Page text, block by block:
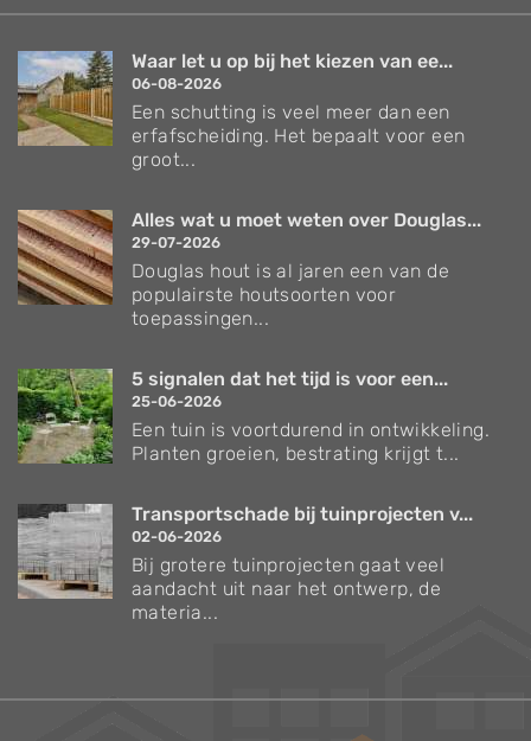
Waar let u op bij het kiezen van ee...
06-08-2026
Een schutting is veel meer dan een
erfafscheiding. Het bepaalt voor een
groot...
Alles wat u moet weten over Douglas...
29-07-2026
Douglas hout is al jaren een van de
populairste houtsoorten voor
toepassingen...
5 signalen dat het tijd is voor een...
25-06-2026
Een tuin is voortdurend in ontwikkeling.
Planten groeien, bestrating krijgt t...
Transportschade bij tuinprojecten v...
02-06-2026
Bij grotere tuinprojecten gaat veel
aandacht uit naar het ontwerp, de
materia...
Verzorgingstips voor bomen en planten